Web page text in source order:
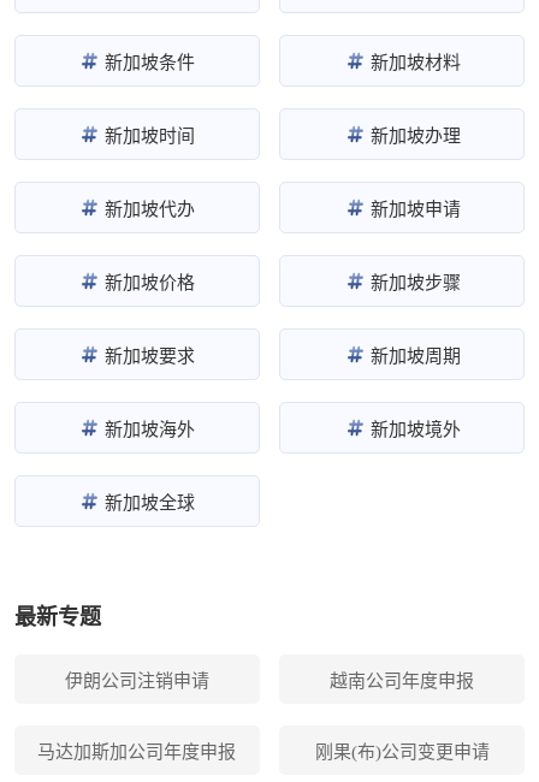
新加坡条件 新加坡材料
新加坡时间 新加坡办理
新加坡代办 新加坡申请
新加坡价格 新加坡步骤
新加坡要求 新加坡周期
新加坡海外 新加坡境外
新加坡全球
最新专题
伊朗公司注销申请 越南公司年度申报
马达加斯加公司年度申报 刚果(布)公司变更申请